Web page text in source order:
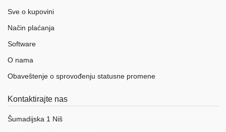
Sve o kupovini
Način plaćanja
Software
O nama
Obaveštenje o sprovođenju statusne promene
Kontaktirajte nas
Šumadijska 1 Niš